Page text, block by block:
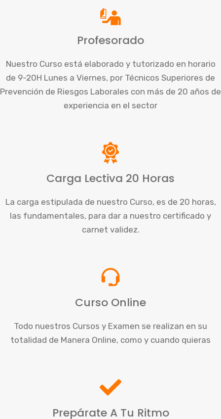
Profesorado
Nuestro Curso está elaborado y tutorizado en horario
de 9-20H Lunes a Viernes, por Técnicos Superiores de
Prevención de Riesgos Laborales con más de 20 años de
experiencia en el sector
Carga Lectiva 20 Horas
La carga estipulada de nuestro Curso, es de 20 horas,
las fundamentales, para dar a nuestro certificado y
carnet validez.
Curso Online
Todo nuestros Cursos y Examen se realizan en su
totalidad de Manera Online, como y cuando quieras
Prepárate A Tu Ritmo